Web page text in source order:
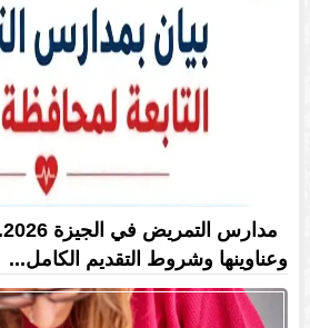
وعناوينها وشروط التقديم الكامل...